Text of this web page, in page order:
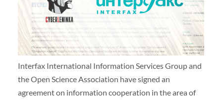
Interfax International Information Services Group and
the Open Science Association have signed an
agreement on information cooperation in the area of